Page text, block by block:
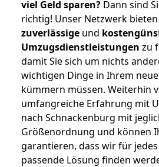
viel Geld sparen? Dann sind
richtig! Unser Netzwerk
zuverlässige und
Umzugsdienstleistungen zu
damit Sie sich um nichts
wichtigen Dinge in Ihrem
kümmern müssen. Weiterhin
umfangreiche Erfahrung mit
nach Schnackenburg mit
Größenordnung und können
garantieren, dass wir für
passende Lösung finden